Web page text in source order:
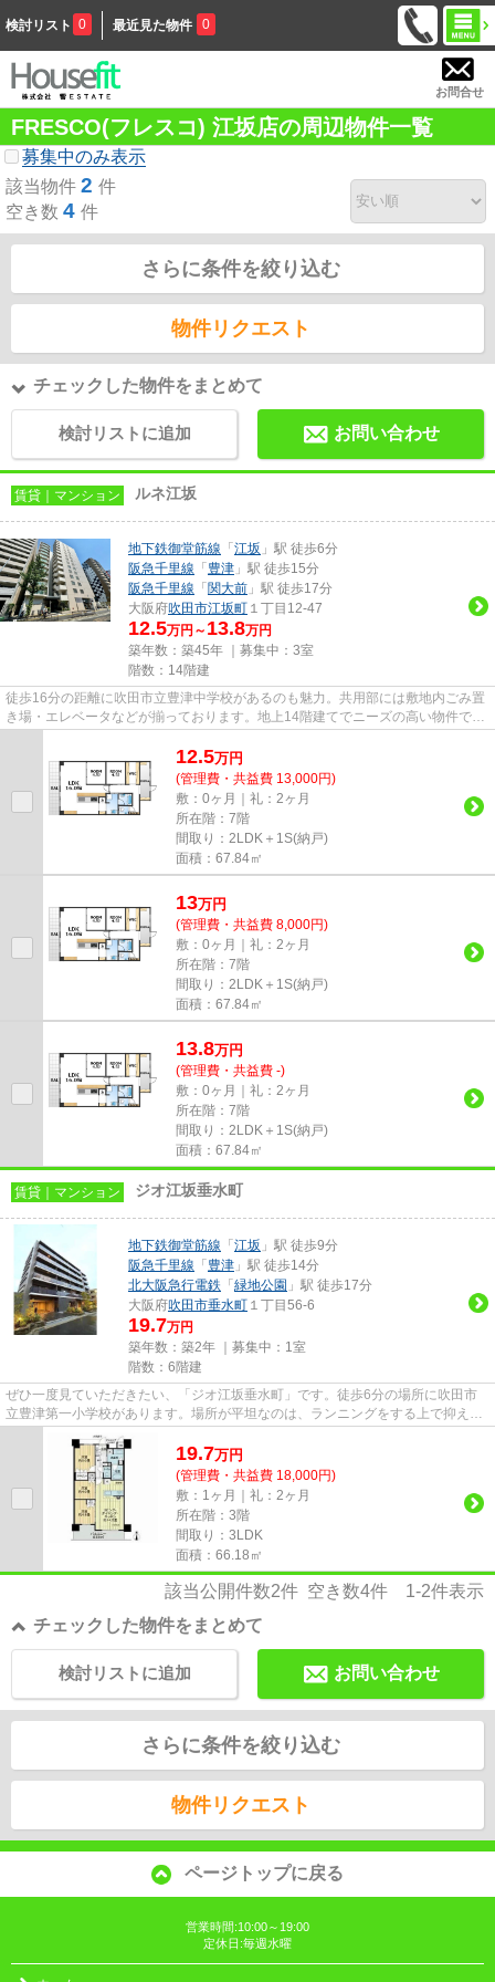
検討リスト 0 最近見た物件 0
お問合せ
FRESCO(フレスコ) 江坂店の周辺物件一覧
募集中のみ表示
該当物件 2 件
空き数 4 件
さらに条件を絞り込む
物件リクエスト
チェックした物件をまとめて
検討リストに追加 お問い合わせ
賃貸｜マンション ルネ江坂
地下鉄御堂筋線 「 江坂 」駅 徒歩6分
阪急千里線 「 豊津 」駅 徒歩15分
阪急千里線 「 関大前 」駅 徒歩17分
大阪府吹田市江坂町 １丁目12-47
12.5万円～ 13.8万円
築年数：築45年 ｜募集中： 3室
階数：14階建
徒歩16分の距離に吹田市立豊津中学校があるのも魅力。共用部には敷地内ごみ置
き場・エレベータなどが揃っております。地上14階建てでニーズの高い物件で
12.5万円
(管理費・共益費 13,000円)
敷：0ヶ月｜礼：2ヶ月
所在階：7階
間取り：2LDK＋1S(納戸)
面積：67.84㎡
13万円
(管理費・共益費 8,000円)
敷：0ヶ月｜礼：2ヶ月
所在階：7階
間取り：2LDK＋1S(納戸)
面積：67.84㎡
13.8万円
(管理費・共益費 -)
敷：0ヶ月｜礼：2ヶ月
所在階：7階
間取り：2LDK＋1S(納戸)
面積：67.84㎡
賃貸｜マンション ジオ江坂垂水町
地下鉄御堂筋線 「 江坂 」駅 徒歩9分
阪急千里線 「 豊津 」駅 徒歩14分
北大阪急行電鉄 「 緑地公園 」駅 徒歩17分
大阪府吹田市垂水町 １丁目56-6
19.7万円
築年数：築2年 ｜募集中： 1室
階数：6階建
ぜひ一度見ていただきたい、「ジオ江坂垂水町」です。徒歩6分の場所に吹田市
立豊津第一小学校があります。場所が平坦なのは、ランニングをする上で抑えた
いポイントですね。まだまだ新...
19.7万円
(管理費・共益費 18,000円)
敷：1ヶ月｜礼：2ヶ月
所在階：3階
間取り：3LDK
面積：66.18㎡
該当公開件数2件 空き数4件 1-2件表示
チェックした物件をまとめて
お問い合わせ
検討リストに追加
さらに条件を絞り込む
物件リクエスト
ページトップに戻る
営業時間:10:00～19:00
定休日:毎週水曜